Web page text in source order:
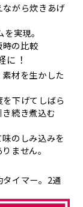
ながら炊きあげ
実現。
の比較
に！
材を生かした
下げてしばら
続き煮込む
のしみ込みを
ません。
イマー。2通